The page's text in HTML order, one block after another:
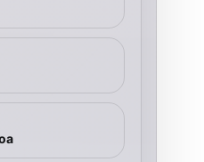
el carácter
religioso se
en ambos. En
años se evidencia
y desde las más
un claro